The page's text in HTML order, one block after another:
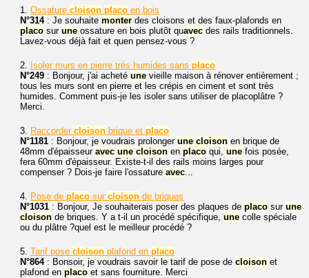
1. Ossature cloison placo en bois
N°314: Je souhaite monter des cloisons et des faux-plafonds en
placo sur une ossature en bois plutôt quavec des rails traditionnels.
Lavez-vous déjà fait et quen pensez-vous ?
2. Isoler murs en pierre très humides sans placo
N°249 : Bonjour, j'ai acheté une vieille maison à rénover entièrement ;
tous les murs sont en pierre et les crépis en ciment et sont très
humides. Comment puis-je les isoler sans utiliser de placoplâtre ?
Merci.
3. Raccorder cloison brique et placo
N°1181 : Bonjour, je voudrais prolonger une cloison en brique de
48mm d'épaisseur avec une cloison en placo qui, une fois posée,
fera 60mm d'épaisseur. Existe-t-il des rails moins larges pour
compenser ? Dois-je faire l'ossature avec...
4. Pose de placo sur cloison de briques
N°1031 : Bonjour, Je souhaiterais poser des plaques de placo sur une
cloison de briques. Y a t-il un procédé spécifique, une colle spéciale
ou du plâtre ?quel est le meilleur procédé ?
5. Tarif pose cloison plafond en placo
N°864: Bonsoir, je voudrais savoir le tarif de pose de cloison et
plafond en placo et sans fourniture. Merci